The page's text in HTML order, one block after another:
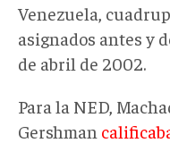
Venezuela,
asignados antes y
de abril de 2002.
Para la NED,
Gershman